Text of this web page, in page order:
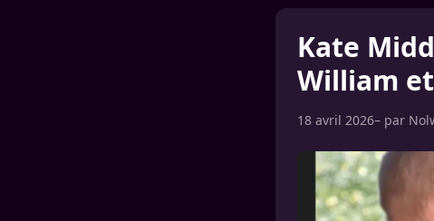
Kate
William
18 avril 2026– par